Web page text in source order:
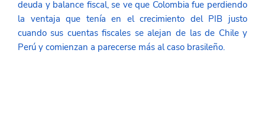
deuda y balance fiscal, se ve que Colombia fue perdiendo
la ventaja que tenía en el crecimiento del PIB justo
cuando sus cuentas fiscales se alejan de las de Chile y
Perú y comienzan a parecerse más al caso brasileño.